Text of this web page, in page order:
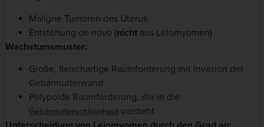
Maligne Tumoren des Uterus
Entstehung de novo (nicht aus Leiomyomen)
Wachstumsmuster:
Große, fleischartige Raumforderung mit Invasion der
Gebärmutterwand
Polypoide Raumforderung, die in die
Gebärmutterschleimhaut vorsteht